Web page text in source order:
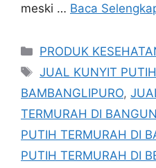
meski … Baca
Kategori
PRODUK
Tag
JUAL KUNYIT
BAMBANGLIPURO,
TERMURAH DI
PUTIH TERMURAH DI
PUTIH TERMURAH DI